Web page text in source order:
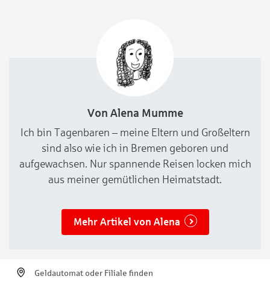
Von Alena Mumme
Ich bin Tagenbaren – meine Eltern und Großeltern
sind also wie ich in Bremen geboren und
aufgewachsen. Nur spannende Reisen locken mich
aus meiner gemütlichen Heimatstadt.
Mehr Artikel von Alena
Geldautomat oder Filiale finden